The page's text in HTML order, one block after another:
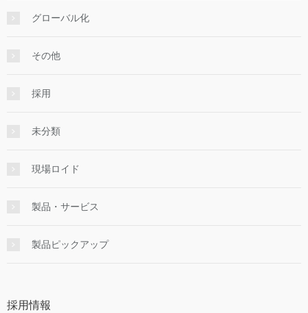
グローバル化
その他
採用
未分類
現場ロイド
製品・サービス
製品ピックアップ
採用情報